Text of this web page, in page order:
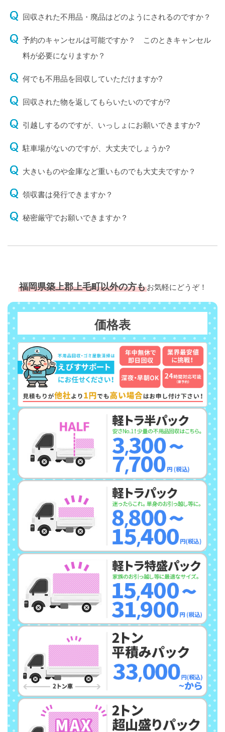
回収された不用品・廃品はどのようにされるのですか？
予約のキャンセルは可能ですか？ このときキャンセル
料が必要になりますか？
何でも不用品を回収していただけますか?
回収された物を返してもらいたいのですが?
引越しするのですが、いっしょにお願いできますか?
駐車場がないのですが、大丈夫でしょうか?
大きいものや金庫など重いものでも大丈夫ですか？
領収書は発行できますか？
秘密厳守でお願いできますか？
福岡県築上郡上毛町以外の方もお気軽にどうぞ！
価格表